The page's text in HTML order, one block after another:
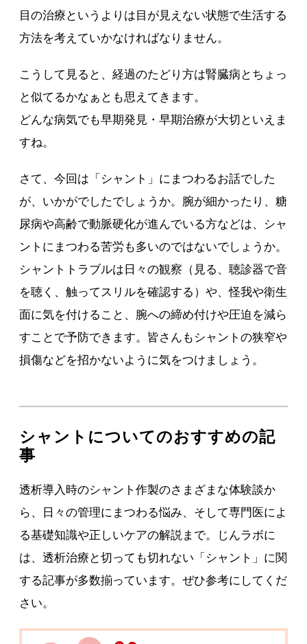
目の治療というよりは目が見えない状態で生活する
方法を考えていかなければなりません。
こうして見ると、経過のたどり方は腎臓病とちょっ
と似てるかなぁとも思えてきます。
どんな病気でも早期発見・早期治療が大切といえま
すね。
さて、今回は「シャント」にまつわるお話でした
が、いかがでしたでしょうか。腕が細かったり、糖
尿病や高齢で動脈硬化が進んでいる方などは、シャ
ントにまつわる苦労も多いのではないでしょうか。
シャントトラブルは日々の観察（見る、聴診器で音
を聴く、触ってスリルを確認する）や、怪我や衛生
面に気を付けること、腕への締め付けや圧迫を減ら
すことで予防できます。皆さんもシャントの狭窄や
損傷などを招かないように気をつけましょう。
シャントについてのおすすめの記
事
透析導入時のシャント作製のさまざまな体験談か
ら、日々の管理にまつわる悩み、そして専門医によ
る基礎知識や正しいケアの解説まで。じんラボに
は、透析治療と切っても切れない「シャント」に関
する記事が多数揃っています。ぜひ参考にしてくだ
さい。